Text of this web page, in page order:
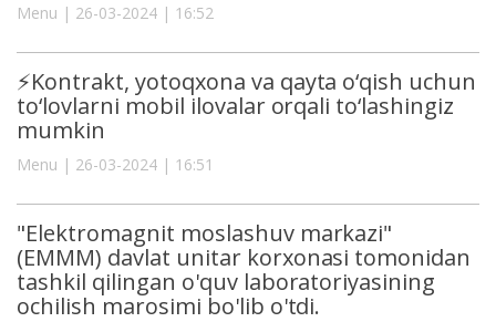
Menu | 26-03-2024 | 16:52
⚡️Kontrakt, yotoqxona va qayta o‘qish uchun
to‘lovlarni mobil ilovalar orqali to‘lashingiz
mumkin
Menu | 26-03-2024 | 16:51
"Elektromagnit moslashuv markazi"
(EMMM) davlat unitar korxonasi tomonidan
tashkil qilingan o'quv laboratoriyasining
ochilish marosimi bo'lib o'tdi.